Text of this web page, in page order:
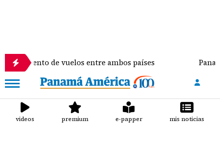
aumento de vuelos entre ambos países
videos premium e-papper mis noticias